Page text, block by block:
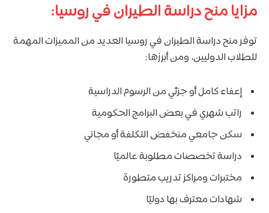
مزايا منح دراسة الطيران في روسيا:
توفر منح دراسة الطيران في روسيا العديد من المميزات المهمة
للطلاب الدوليين، ومن أبرزها:
إعفاء كامل أو جزئي من الرسوم الدراسية
راتب شهري في بعض البرامج الحكومية
سكن جامعي منخفض التكلفة أو مجاني
دراسة تخصصات مطلوبة عالميًا
مختبرات ومراكز تدريب متطورة
شهادات معترف بها دوليًا